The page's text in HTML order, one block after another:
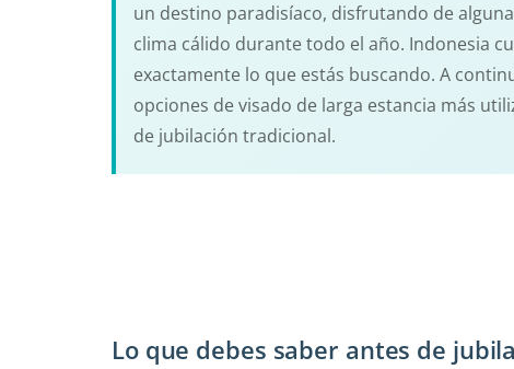
un destino paradisíaco, disfrutando de
clima cálido durante todo el año. Indonesia
exactamente lo que estás buscando. A
opciones de visado de larga estancia más
de jubilación tradicional.
Lo que debes saber antes de